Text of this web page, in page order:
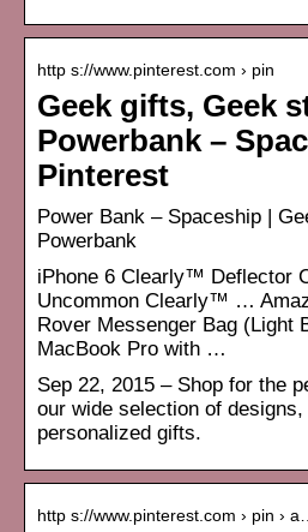
http s://www.pinterest.com › pin
Geek gifts, Geek
Powerbank –
Pinterest
Power Bank – Spaceship |
Powerbank
iPhone 6 Clearly™ Deflector
Uncommon Clearly™ …
Rover Messenger Bag (Light
MacBook Pro with …
Sep 22, 2015 – Shop for the
our wide selection of
personalized gifts.
http s://www.pinterest.com › pin › a…